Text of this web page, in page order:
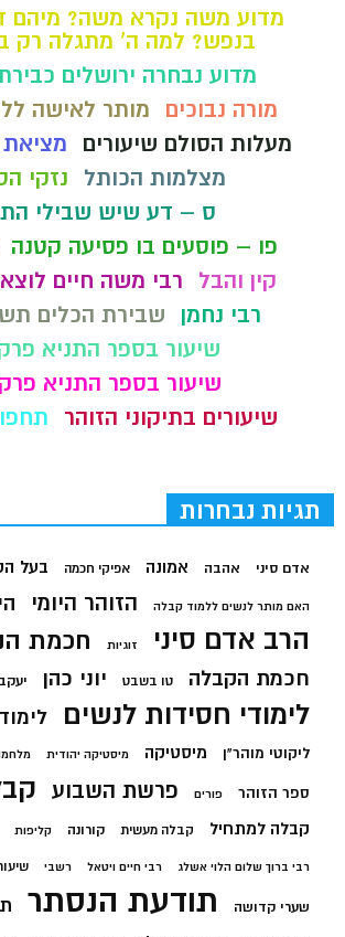
מדוע משה נקרא משה? מיהם
בנפש? למה ה' מתגלה רק
מדוע נבחרה ירושלים
מורה נבוכים
מותר לאישה
מעלות הסולם שיעורים
מציאת
מצלמות הכותל
נזקי
ס – דע שיש שבילי
פו – פוסעים בו פסיעה קטנה
קין והבל
רבי משה חיים
רבי נחמן
שבירת הכלים
שיעור בספר התניא
שיעור בספר התניא
שיעורים בתיקוני הזוהר
תגיות נבחרות
אדם סיני אהבה אמונה אפיקי חכמה בעל
האם מותר לנשים ללמוד קבלה הזוהר היומי
הרב אדם סיני זוגיות חכמת
חכמת הקבלה טו בשבט יוני כהן יעקב
לימודי חסידות לנשים
ליקוטי מוהר"ן מיסטיקה מיסטיקה יהודית
ספר הזוהר פורים פרשת השבוע
קבלה למתחיל קבלה מעשית קורונה קליפות
רבי ברוך שלום הלוי אשלג רבי חיים ויטאל רשבי
שערי קדושה תודעת הנסתר